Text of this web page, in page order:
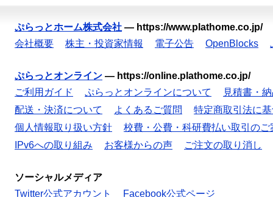
ぷらっとホーム株式会社 — https://www.plathome.co.jp/
会社概要
株主・投資家情報 電子公告 OpenBlocks
ぷらっとオンライン — https://online.plathome.co.jp/
ご利用ガイド
ぷらっとオンラインについて
見積書・
配送・決済について
よくあるご質問
特定商取引法に
個人情報取り扱い方針
校費・公費・科研費払い取引のご
IPv6への取り組み
お客様からの声 ご注文の取り消し
ソーシャルメディア
Twitter公式アカウント
Facebook公式ページ